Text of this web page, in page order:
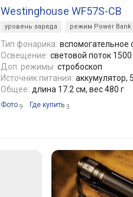
Westinghouse WF57S-CB
уровень заряда режим Power Bank
Тип фонарика: вспомогательное
Освещение: световой поток
Доп. режимы: стробоскоп
Источник питания: аккумулятор,
Общее: длина 17.2 см, вес 480 г
Фото 9 Где купить 3